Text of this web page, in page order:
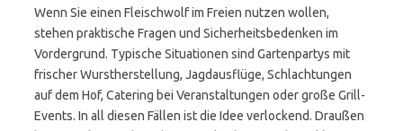
Wenn Sie einen Fleischwolf im Freien nutzen wollen,
stehen praktische Fragen und Sicherheitsbedenken im
Vordergrund. Typische Situationen sind Gartenpartys mit
frischer Wurstherstellung, Jagdausflüge, Schlachtungen
auf dem Hof, Catering bei Veranstaltungen oder große Grill-
Events. In all diesen Fällen ist die Idee verlockend. Draußen